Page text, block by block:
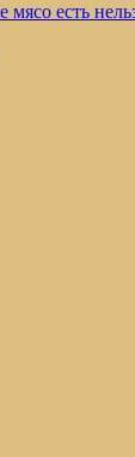
мясо есть